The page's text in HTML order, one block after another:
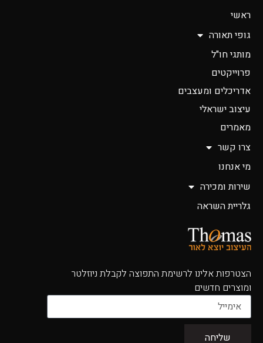
ראשי
גופי תאורה
מותגי חו"ל
פרוייקטים
אדריכלים ומעצבים
עיצוב ישראלי
מאמרים
צרו קשר
מי אנחנו
שירות ומכירה
גלריית השראה
הצטרפות אלינו לרשימת התפוצה לקבלת ניוזלטר
ומוצרים חדשים
שליחה